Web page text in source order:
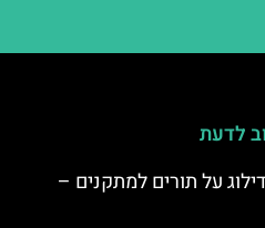
לדעת
על תורים למתקנים –